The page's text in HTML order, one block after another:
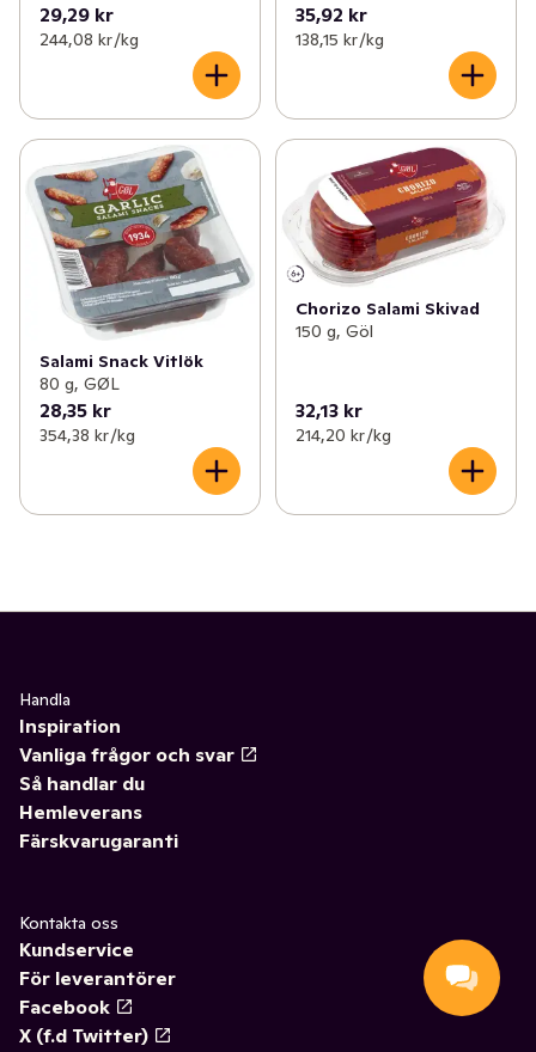
29,29 kr
244,08 kr /kg
35,92 kr
138,15 kr /kg
Salami Snack Vitlök
80 g, GØL
28,35 kr
354,38 kr /kg
Chorizo Salami Skivad
150 g, Göl
32,13 kr
214,20 kr /kg
Handla
Inspiration
Vanliga frågor och svar
Så handlar du
Hemleverans
Färskvarugaranti
Kontakta oss
Kundservice
För leverantörer
Facebook
X (f.d Twitter)